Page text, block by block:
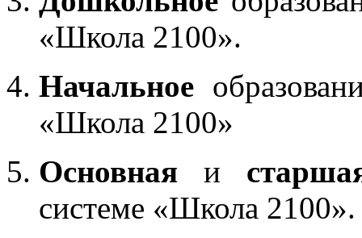
«Школа 2100».
Начальное
«Школа 2100»
Основная и
системе «Школа 2100».